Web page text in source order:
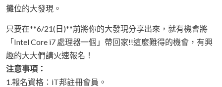
攤位的大發現。
只要在**6/21(日)**前將你的大發現分享出來，就有機會將
「Intel Core i7 處理器一個」帶回家!!這麼難得的機會，有興
趣的大大們請火速報名！
注意事項：
1.報名資格：iT邦註冊會員。